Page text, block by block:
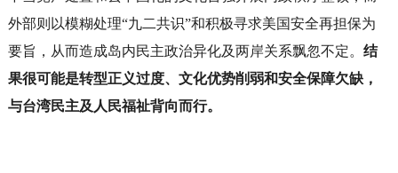
外部则以模糊处理“九二共识”和积极寻求美国安全再担保为
要旨，从而造成岛内民主政治异化及两岸关系飘忽不定。结
果很可能是转型正义过度、文化优势削弱和安全保障欠缺，
与台湾民主及人民福祉背向而行。